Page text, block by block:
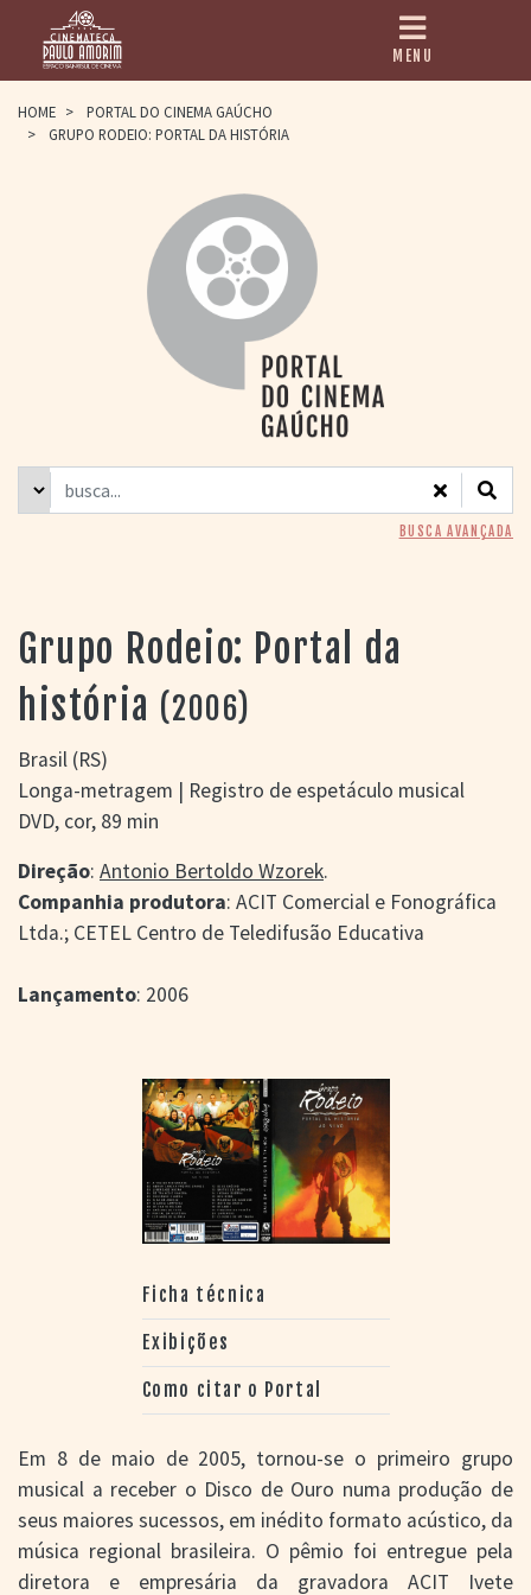
HOME
PAULO AMORIM
> HOMENAGEADOS
> EQUIPE
> ASSOCIAÇÃO DOS
> BIBLIOTECA
ROMEU GRIMALDI
> GRADE SEMANAL
> PREÇOS E
DESCONTOS
CINEMA GAÚCHO
> APRESENTAÇÃO
> BUSCA AVANÇADA
> FILMOGRAFIAS DE
CINEASTAS
> DISCOGRAFIAS
> BIBLIOGRAFIAS
CONTATO E
LOCALIZAÇÃO
MENU
HOME >
PORTAL DO CINEMA GAÚCHO
>
GRUPO RODEIO: PORTAL DA HISTÓRIA
BUSCA AVANÇADA
Grupo Rodeio: Portal da
história (2006)
Brasil (RS)
Longa-metragem | Registro de espetáculo musical
DVD, cor, 89 min
Direção: Antonio Bertoldo Wzorek.
Companhia produtora: ACIT Comercial e Fonográfica
Ltda.; CETEL Centro de Teledifusão Educativa
Lançamento: 2006
Ficha técnica
Exibições
Como citar o Portal
Em 8 de maio de 2005, tornou-se o primeiro grupo
musical a receber o Disco de Ouro numa produção de
seus maiores sucessos, em inédito formato acústico, da
música regional brasileira. O pêmio foi entregue pela
diretora e empresária da gravadora ACIT Ivete